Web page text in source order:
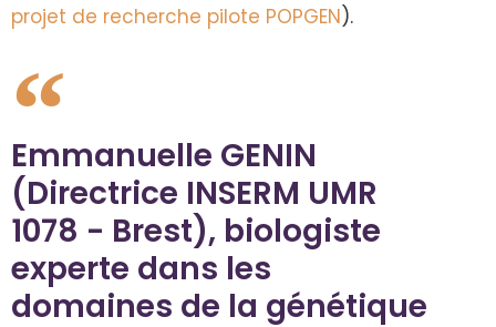
projet de recherche pilote POPGEN).
Emmanuelle GENIN
(Directrice INSERM UMR
1078 - Brest), biologiste
experte dans les
domaines de la génétique